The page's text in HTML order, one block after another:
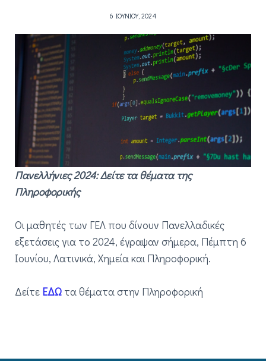
6 ΙΟΥΝΊΟΥ, 2024
Πανελλήνιες 2024: Δείτε τα θέματα της
Πληροφορικής
Οι μαθητές των ΓΕΛ που δίνουν Πανελλαδικές
εξετάσεις για το 2024, έγραψαν σήμερα, Πέμπτη 6
Ιουνίου, Λατινικά, Χημεία και Πληροφορική.
Δείτε ΕΔΩ τα θέματα στην Πληροφορική